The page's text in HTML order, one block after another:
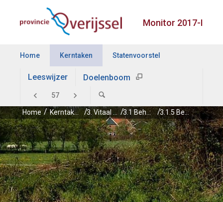
Monitor 2017-I
Home Kerntaken Statenvoorstel
Leeswijzer Doelenboom
Home Kerntaken 3.1 Behoud van natuur- & landschapskwaliteiten en van de verscheidenheid aan dieren & planten door bescherming en beheer 3.1.5 Beheer landschap